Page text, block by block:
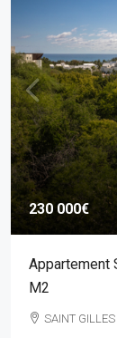
230 000€
Appartement
M2
SAINT